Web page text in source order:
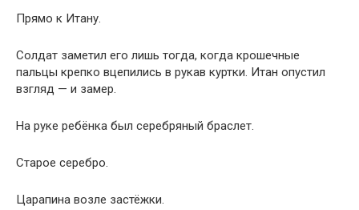
Прямо к Итану.
Солдат заметил его лишь тогда, когда крошечные
пальцы крепко вцепились в рукав куртки. Итан опустил
взгляд — и замер.
На руке ребёнка был серебряный браслет.
Старое серебро.
Царапина возле застёжки.